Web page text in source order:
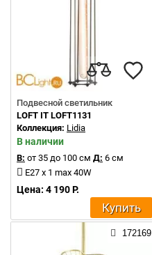
Подвесной светильник
LOFT IT LOFT1131
Коллекция: Lidia
В наличии
В: от 35 до 100 см Д: 6 см
E27 x 1 max 40W
Цена: 4 190 Р.
Купить
172169